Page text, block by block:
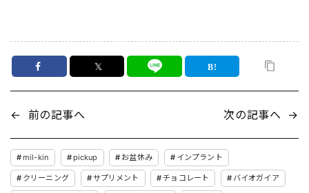
𝕏
← 前の記事へ 次の記事へ →
mil-kin pickup お盆休み インプラント
クリーニング サプリメント チョコレート バイオガイア